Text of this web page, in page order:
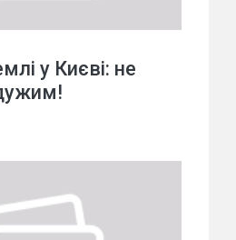
у Києві: не